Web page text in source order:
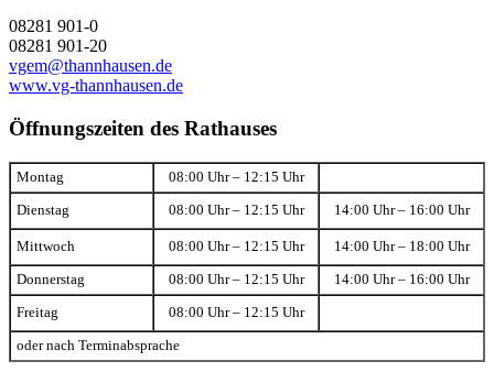
08281 901-0
08281 901-20
vgem@thannhausen.de
www.vg-thannhausen.de
Öffnungszeiten des Rathauses
Montag 08:00 Uhr – 12:15 Uhr
Dienstag 08:00 Uhr – 12:15 Uhr 14:00 Uhr – 16:00 Uhr
Mittwoch 08:00 Uhr – 12:15 Uhr 14:00 Uhr – 18:00 Uhr
Donnerstag 08:00 Uhr – 12:15 Uhr 14:00 Uhr – 16:00 Uhr
Freitag 08:00 Uhr – 12:15 Uhr
oder nach Terminabsprache